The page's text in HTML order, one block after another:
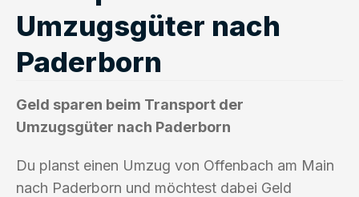
Umzugsgüter nach
Paderborn
Geld sparen beim Transport der
Umzugsgüter nach Paderborn
Du planst einen Umzug von Offenbach am Main
nach Paderborn und möchtest dabei Geld